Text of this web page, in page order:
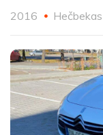
2016 Hečbekas